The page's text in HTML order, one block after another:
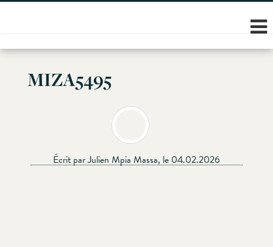
Skip
content
MIZA5495
Écrit par Julien Mpia Massa, le 04.02.2026